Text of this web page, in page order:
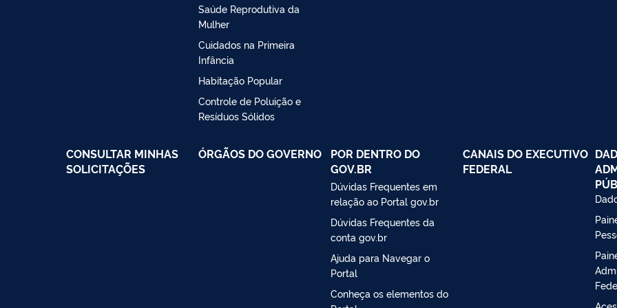
Saúde Reprodutiva da
Mulher
Cuidados na Primeira
Infância
Habitação Popular
Controle de Poluição e
Resíduos Sólidos
CONSULTAR MINHAS
SOLICITAÇÕES
ÓRGÃOS DO GOVERNO
POR DENTRO DO
GOV.BR
Dúvidas Frequentes em
relação ao Portal gov.br
Dúvidas Frequentes da
conta gov.br
Ajuda para Navegar o
Portal
Conheça os elementos do
CANAIS DO EXECUTIVO
FEDERAL